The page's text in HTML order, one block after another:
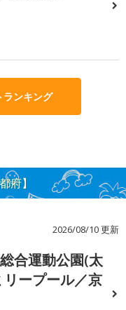
ランキング
府】
2026/08/10 更新
合運動公園(太
ープール／京